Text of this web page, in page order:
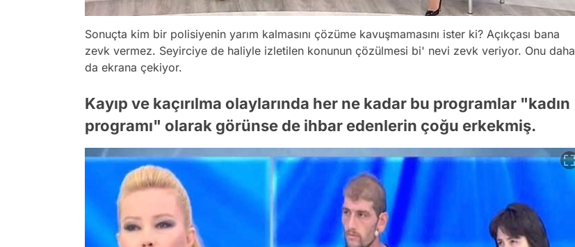
Sonuçta kim bir polisiyenin yarım kalmasını çözüme kavuşmamasını ister ki? Açıkçası bana
zevk vermez. Seyirciye de haliyle izletilen konunun çözülmesi bi' nevi zevk veriyor. Onu daha
da ekrana çekiyor.
Kayıp ve kaçırılma olaylarında her ne kadar bu programlar "kadın
programı" olarak görünse de ihbar edenlerin çoğu erkekmiş.